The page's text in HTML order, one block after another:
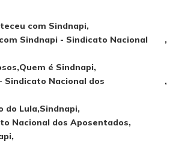
com Sindnapi
Sindnapi - Sindicato Nacional
Quem é Sindnapi
Sindicato Nacional dos
do Lula Sindnapi
Nacional dos Aposentados